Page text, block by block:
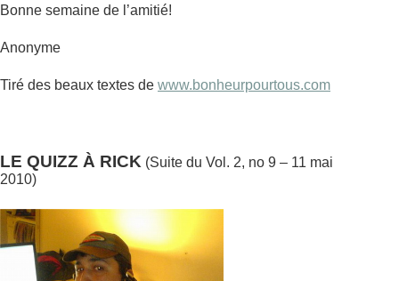
Bonne semaine de l’amitié!
Anonyme
Tiré des beaux textes de www.bonheurpourtous.com
LE QUIZZ À RICK (Suite du Vol. 2, no 9 – 11 mai
2010)